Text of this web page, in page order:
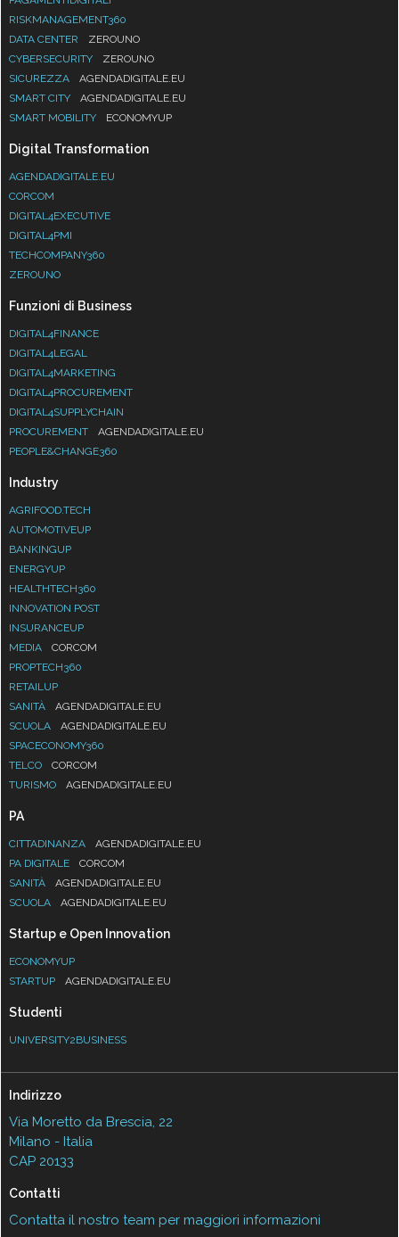
RISKMANAGEMENT360
DATA CENTER
ZEROUNO
CYBERSECURITY
ZEROUNO
SICUREZZA
AGENDADIGITALE.EU
SMART CITY
AGENDADIGITALE.EU
SMART MOBILITY
ECONOMYUP
Digital Transformation
AGENDADIGITALE.EU
CORCOM
DIGITAL4EXECUTIVE
DIGITAL4PMI
TECHCOMPANY360
ZEROUNO
Funzioni di Business
DIGITAL4FINANCE
DIGITAL4LEGAL
DIGITAL4MARKETING
DIGITAL4PROCUREMENT
DIGITAL4SUPPLYCHAIN
PROCUREMENT
AGENDADIGITALE.EU
PEOPLE&CHANGE360
Industry
AGRIFOOD.TECH
AUTOMOTIVEUP
BANKINGUP
ENERGYUP
HEALTHTECH360
INNOVATION POST
INSURANCEUP
MEDIA
CORCOM
PROPTECH360
RETAILUP
SANITÀ
AGENDADIGITALE.EU
SCUOLA
AGENDADIGITALE.EU
SPACECONOMY360
TELCO
CORCOM
TURISMO
AGENDADIGITALE.EU
PA
CITTADINANZA
AGENDADIGITALE.EU
PA DIGITALE
CORCOM
SANITÀ
AGENDADIGITALE.EU
SCUOLA
AGENDADIGITALE.EU
Startup e Open Innovation
ECONOMYUP
STARTUP
AGENDADIGITALE.EU
Studenti
UNIVERSITY2BUSINESS
Indirizzo
Via Moretto da Brescia, 22
Milano - Italia
CAP 20133
Contatti
Contatta il nostro team per maggiori informazioni